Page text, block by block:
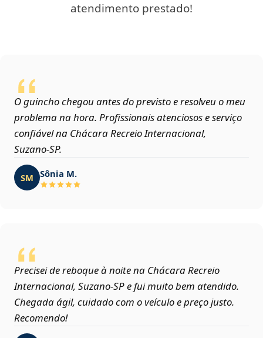
atendimento prestado!
O guincho chegou antes do previsto e resolveu o meu
problema na hora. Profissionais atenciosos e serviço
confiável na Chácara Recreio Internacional,
Suzano‑SP.
SM Sônia M.
Precisei de reboque à noite na Chácara Recreio
Internacional, Suzano‑SP e fui muito bem atendido.
Chegada ágil, cuidado com o veículo e preço justo.
Recomendo!